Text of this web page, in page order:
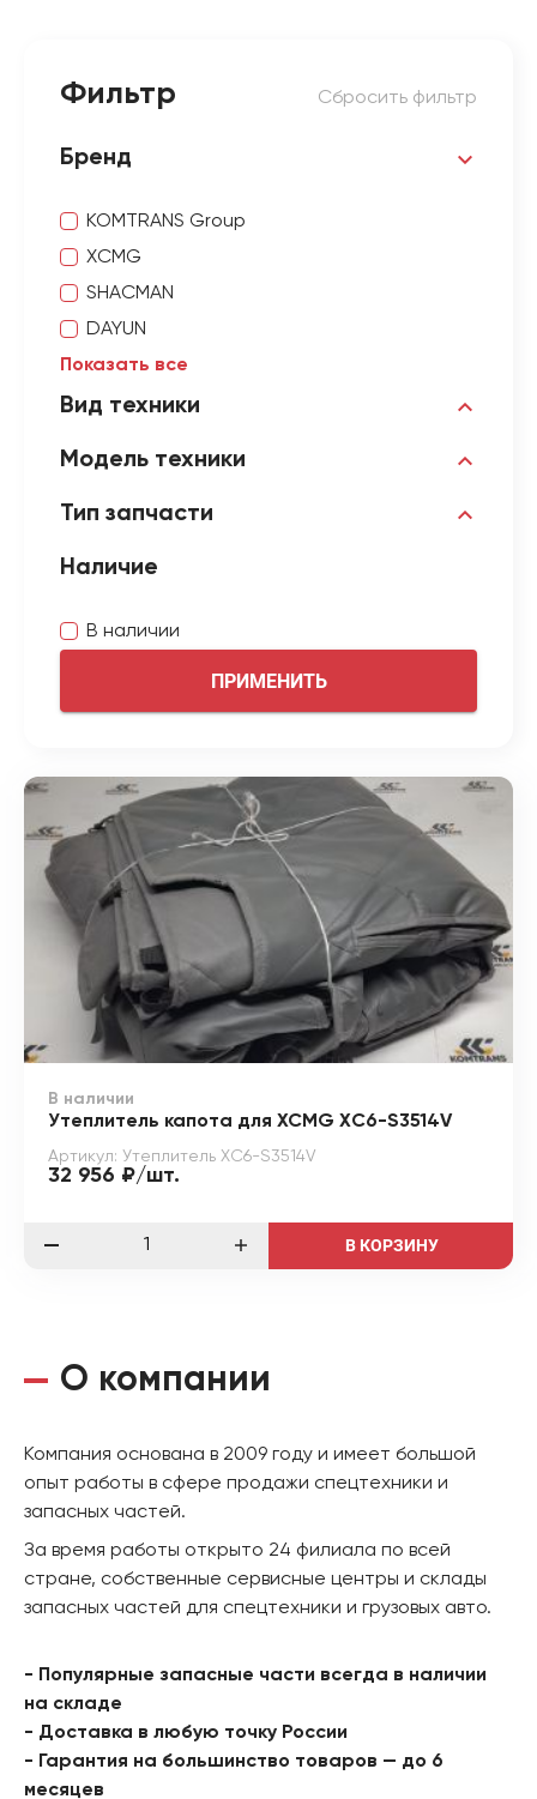
Фильтр Сбросить фильтр
Бренд
KOMTRANS Group
XCMG
SHACMAN
DAYUN
Показать все
Вид техники
Модель техники
Тип запчасти
Наличие
В наличии
ПРИМЕНИТЬ
В наличии
Утеплитель капота для XCMG XС6-S3514V
Артикул: Утеплитель XС6-S3514V
32 956 ₽/шт.
В КОРЗИНУ
О компании
Компания основана в 2009 году и имеет большой
опыт работы в сфере продажи спецтехники и
запасных частей.
За время работы открыто 24 филиала по всей
стране, собственные сервисные центры и склады
запасных частей для спецтехники и грузовых авто.
- Популярные запасные части всегда в наличии
на складе
- Доставка в любую точку России
- Гарантия на большинство товаров — до 6
месяцев